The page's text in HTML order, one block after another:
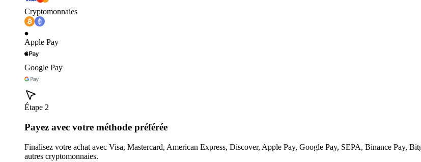
Cryptomonnaies
Apple Pay
Google Pay
Étape 2
Payez avec votre méthode préférée
Finalisez votre achat avec Visa, Mastercard, American Express, Discover, Apple Pay, Google Pay, SEPA, Binance Pay,
autres cryptomonnaies.